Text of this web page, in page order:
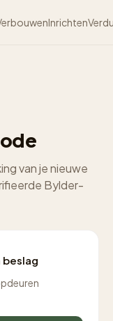
Inrichten
van je nieuwe
Bylder-
beslag